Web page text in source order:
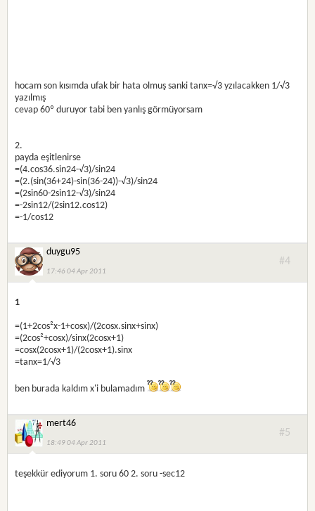
hocam son kısımda ufak bir hata olmuş sanki tanx=√3 yzılacakken 1/√3
yazılmış
cevap 60º duruyor tabi ben yanlış görmüyorsam
2.
payda eşitlenirse
=(4.cos36.sin24-√3)/sin24
=(2.(sin(36+24)-sin(36-24))-√3)/sin24
=(2sin60-2sin12-√3)/sin24
=-2sin12/(2sin12.cos12)
=-1/cos12
duygu95
17:46 04 Apr 2011
#4
1
=(1+2cos²x-1+cosx)/(2cosx.sinx+sinx)
=(2cos²+cosx)/sinx(2cosx+1)
=cosx(2cosx+1)/(2cosx+1).sinx
=tanx=1/√3
ben burada kaldım x'i bulamadım
mert46
18:49 04 Apr 2011
#5
teşekkür ediyorum 1. soru 60 2. soru -sec12